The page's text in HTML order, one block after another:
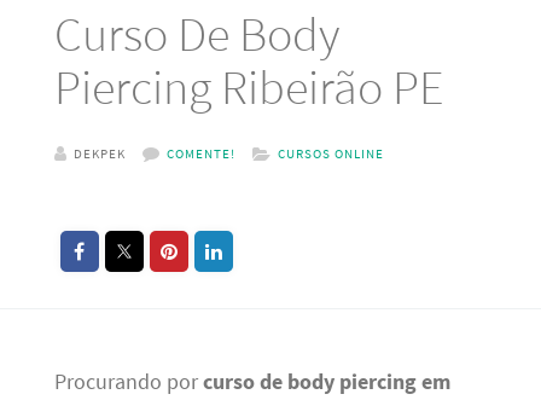
Curso De Body
Piercing Ribeirão PE
DEKPEK COMENTE! CURSOS ONLINE
Procurando porcurso de body piercing em